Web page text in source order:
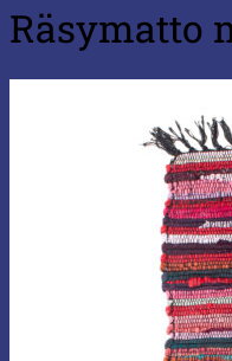
Räsymatto